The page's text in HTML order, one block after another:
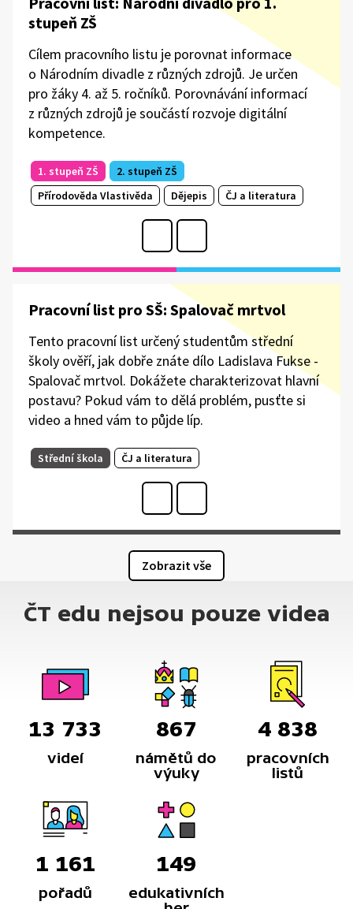
stupeň ZŠ
Cílem pracovního listu je porovnat informace
o Národním divadle z různých zdrojů. Je určen
pro žáky 4. až 5. ročníků. Porovnávání informací
z různých zdrojů je součástí rozvoje digitální
kompetence.
1. stupeň ZŠ
2. stupeň ZŠ
Přírodověda Vlastivěda
Dějepis ČJ a literatura
Pracovní list pro SŠ: Spalovač mrtvol
Tento pracovní list určený studentům střední
školy ověří, jak dobře znáte dílo Ladislava Fukse -
Spalovač mrtvol. Dokážete charakterizovat hlavní
postavu? Pokud vám to dělá problém, pusťte si
video a hned vám to půjde líp.
Střední škola ČJ a literatura
Zobrazit vše
ČT edu nejsou pouze videa
13 733
videí
867
námětů do
výuky
4 838
pracovních
listů
1 161
pořadů
149
edukativních